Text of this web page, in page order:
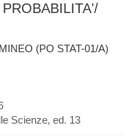
(PO STAT-01/A)
Scienze, ed. 13